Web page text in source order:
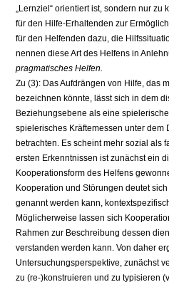
„Lernziel“ orientiert ist, sondern nur zu
für den Hilfe-Erhaltenden zur
für den Helfenden dazu, die
nennen diese Art des Helfens in
pragmatisches Helfen.
Zu (3): Das Aufdrängen von Hilfe, das
bezeichnen könnte, lässt sich in dem
Beziehungsebene als eine
spielerisches Kräftemessen unter dem
betrachten. Es scheint mehr sozial als
ersten Erkenntnissen ist zunächst ein
Kooperationsform des Helfens
Kooperation und Störungen deutet
genannt werden kann,
Möglicherweise lassen sich
Rahmen zur Beschreibung dessen
verstanden werden kann. Von daher
Untersuchungsperspektive, zunächst
zu (re-)konstruieren und zu typisieren